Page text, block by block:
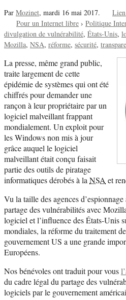
Par Mozinet, mardi 16 mai 2017.
Pour un Internet libre › Politique
divulgation de vulnérabilité États-Unis
Mozilla NSA réforme sécurité
La presse, même grand public,
traite largement de cette
épidémie de systèmes qui ont été
chiffrés pour demander une
rançon à leur propriétaire par un
logiciel malveillant frappant
mondialement. Un exploit pour
les Windows non mis à jour
grâce auquel le logiciel
malveillant était conçu faisait
partie des outils de piratage
informatiques dérobés à la NSA et
Vu la taille des agences
partage des vulnérabilités avec
logiciel et l’influence des États-Unis
mondiales, la réforme du traitement
gouvernement US a une grande
Européens.
Nos bénévoles ont traduit pour vous
du cadre légal du partage des
logiciels par le gouvernement